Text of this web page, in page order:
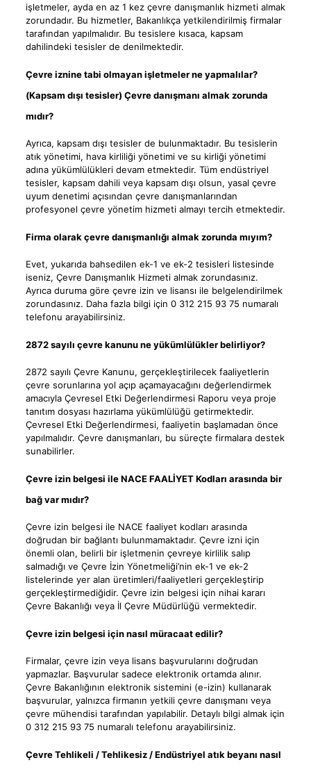
işletmeler, ayda en az 1 kez çevre danışmanlık hizmeti almak
zorundadır. Bu hizmetler, Bakanlıkça yetkilendirilmiş firmalar
tarafından yapılmalıdır. Bu tesislere kısaca, kapsam
dahilindeki tesisler de denilmektedir.
Çevre iznine tabi olmayan işletmeler ne yapmalılar?
(Kapsam dışı tesisler) Çevre danışmanı almak zorunda
mıdır?
Ayrıca, kapsam dışı tesisler de bulunmaktadır. Bu tesislerin
atık yönetimi, hava kirliliği yönetimi ve su kirliği yönetimi
adına yükümlülükleri devam etmektedir. Tüm endüstriyel
tesisler, kapsam dahili veya kapsam dışı olsun, yasal çevre
uyum denetimi açısından çevre danışmanlarından
profesyonel çevre yönetim hizmeti almayı tercih etmektedir.
Firma olarak çevre danışmanlığı almak zorunda mıyım?
Evet, yukarıda bahsedilen ek-1 ve ek-2 tesisleri listesinde
iseniz, Çevre Danışmanlık Hizmeti almak zorundasınız.
Ayrıca duruma göre çevre izin ve lisansı ile belgelendirilmek
zorundasınız. Daha fazla bilgi için 0 312 215 93 75 numaralı
telefonu arayabilirsiniz.
2872 sayılı çevre kanunu ne yükümlülükler belirliyor?
2872 sayılı Çevre Kanunu, gerçekleştirilecek faaliyetlerin
çevre sorunlarına yol açıp açamayacağını değerlendirmek
amacıyla Çevresel Etki Değerlendirmesi Raporu veya proje
tanıtım dosyası hazırlama yükümlülüğü getirmektedir.
Çevresel Etki Değerlendirmesi, faaliyetin başlamadan önce
yapılmalıdır. Çevre danışmanları, bu süreçte firmalara destek
sunabilirler.
Çevre izin belgesi ile NACE FAALİYET Kodları arasında bir
bağ var mıdır?
Çevre izin belgesi ile NACE faaliyet kodları arasında
doğrudan bir bağlantı bulunmamaktadır. Çevre izni için
önemli olan, belirli bir işletmenin çevreye kirlilik salıp
salmadığı ve Çevre İzin Yönetmeliği’nin ek-1 ve ek-2
listelerinde yer alan üretimleri/faaliyetleri gerçekleştirip
gerçekleştirmediğidir. Çevre izin belgesi için nihai kararı
Çevre Bakanlığı veya İl Çevre Müdürlüğü vermektedir.
Çevre izin belgesi için nasıl müracaat edilir?
Firmalar, çevre izin veya lisans başvurularını doğrudan
yapmazlar. Başvurular sadece elektronik ortamda alınır.
Çevre Bakanlığının elektronik sistemini (e-izin) kullanarak
başvurular, yalnızca firmanın yetkili çevre danışmanı veya
çevre mühendisi tarafından yapılabilir. Detaylı bilgi almak için
0 312 215 93 75 numaralı telefonu arayabilirsiniz.
Çevre Tehlikeli / Tehlikesiz / Endüstriyel atık beyanı nasıl